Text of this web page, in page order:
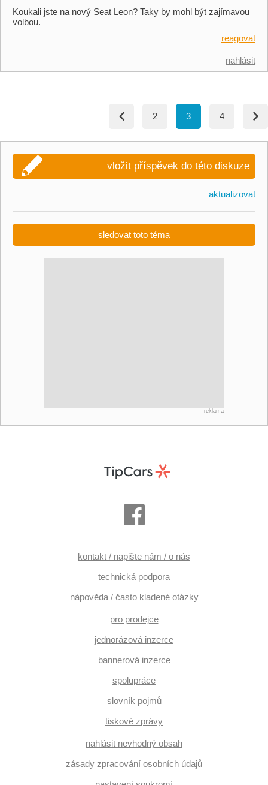
Koukali jste na nový Seat Leon? Taky by mohl být zajímavou
volbou.
reagovat
nahlásit
2 3 4
vložit příspěvek do této diskuze
aktualizovat
sledovat toto téma
reklama
kontakt / napište nám / o nás
technická podpora
nápověda / často kladené otázky
pro prodejce
jednorázová inzerce
bannerová inzerce
spolupráce
slovník pojmů
tiskové zprávy
nahlásit nevhodný obsah
zásady zpracování osobních údajů